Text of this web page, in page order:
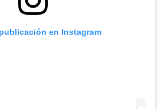
en Instagram